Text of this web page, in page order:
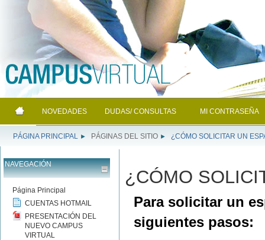
NOVEDADES DUDAS/ CONSULTAS MI CONTRASEÑA
PÁGINA PRINCIPAL ► PÁGINAS DEL SITIO ► ¿CÓMO SOLICITAR UN
¿CÓMO
Para solicitar un
siguientes pasos:
NAVEGACIÓN
Página Principal
CUENTAS HOTMAIL
PRESENTACIÓN DEL
NUEVO CAMPUS
VIRTUAL